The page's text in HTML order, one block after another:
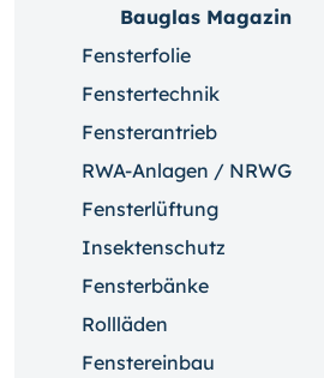
Bauglas Magazin
Fensterfolie
Fenstertechnik
Fensterantrieb
RWA-Anlagen / NRWG
Fensterlüftung
Insektenschutz
Fensterbänke
Rollläden
Fenstereinbau